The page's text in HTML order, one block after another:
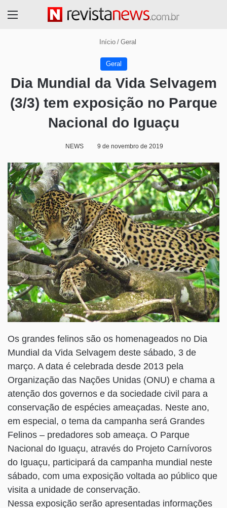
Início / Geral
Geral
Dia Mundial da Vida Selvagem
(3/3) tem exposição no Parque
Nacional do Iguaçu
NEWS 9 de novembro de 2019
Os grandes felinos são os homenageados no Dia
Mundial da Vida Selvagem deste sábado, 3 de
março. A data é celebrada desde 2013 pela
Organização das Nações Unidas (ONU) e chama a
atenção dos governos e da sociedade civil para a
conservação de espécies ameaçadas. Neste ano,
em especial, o tema da campanha será Grandes
Felinos – predadores sob ameaça. O Parque
Nacional do Iguaçu, através do Projeto Carnívoros
do Iguaçu, participará da campanha mundial neste
sábado, com uma exposição voltada ao público que
visita a unidade de conservação.
Nessa exposição serão apresentadas informações